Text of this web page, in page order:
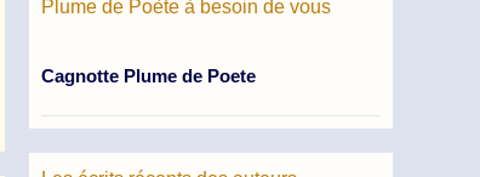
Plume de Poète à besoin de vous
Cagnotte Plume de Poete